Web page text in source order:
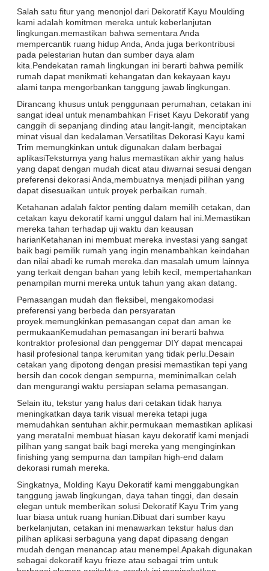
Salah satu fitur yang menonjol dari Dekoratif Kayu Moulding
kami adalah komitmen mereka untuk keberlanjutan
lingkungan.memastikan bahwa sementara Anda
mempercantik ruang hidup Anda, Anda juga berkontribusi
pada pelestarian hutan dan sumber daya alam
kita.Pendekatan ramah lingkungan ini berarti bahwa pemilik
rumah dapat menikmati kehangatan dan kekayaan kayu
alami tanpa mengorbankan tanggung jawab lingkungan.
Dirancang khusus untuk penggunaan perumahan, cetakan ini
sangat ideal untuk menambahkan Friset Kayu Dekoratif yang
canggih di sepanjang dinding atau langit-langit, menciptakan
minat visual dan kedalaman.Versatilitas Dekorasi Kayu kami
Trim memungkinkan untuk digunakan dalam berbagai
aplikasiTeksturnya yang halus memastikan akhir yang halus
yang dapat dengan mudah dicat atau diwarnai sesuai dengan
preferensi dekorasi Anda,membuatnya menjadi pilihan yang
dapat disesuaikan untuk proyek perbaikan rumah.
Ketahanan adalah faktor penting dalam memilih cetakan, dan
cetakan kayu dekoratif kami unggul dalam hal ini.Memastikan
mereka tahan terhadap uji waktu dan keausan
harianKetahanan ini membuat mereka investasi yang sangat
baik bagi pemilik rumah yang ingin menambahkan keindahan
dan nilai abadi ke rumah mereka.dan masalah umum lainnya
yang terkait dengan bahan yang lebih kecil, mempertahankan
penampilan murni mereka untuk tahun yang akan datang.
Pemasangan mudah dan fleksibel, mengakomodasi
preferensi yang berbeda dan persyaratan
proyek.memungkinkan pemasangan cepat dan aman ke
permukaanKemudahan pemasangan ini berarti bahwa
kontraktor profesional dan penggemar DIY dapat mencapai
hasil profesional tanpa kerumitan yang tidak perlu.Desain
cetakan yang dipotong dengan presisi memastikan tepi yang
bersih dan cocok dengan sempurna, meminimalkan celah
dan mengurangi waktu persiapan selama pemasangan.
Selain itu, tekstur yang halus dari cetakan tidak hanya
meningkatkan daya tarik visual mereka tetapi juga
memudahkan sentuhan akhir.permukaan memastikan aplikasi
yang merataIni membuat hiasan kayu dekoratif kami menjadi
pilihan yang sangat baik bagi mereka yang menginginkan
finishing yang sempurna dan tampilan high-end dalam
dekorasi rumah mereka.
Singkatnya, Molding Kayu Dekoratif kami menggabungkan
tanggung jawab lingkungan, daya tahan tinggi, dan desain
elegan untuk memberikan solusi Dekoratif Kayu Trim yang
luar biasa untuk ruang hunian.Dibuat dari sumber kayu
berkelanjutan, cetakan ini menawarkan tekstur halus dan
pilihan aplikasi serbaguna yang dapat dipasang dengan
mudah dengan menancap atau menempel.Apakah digunakan
sebagai dekoratif kayu frieze atau sebagai trim untuk